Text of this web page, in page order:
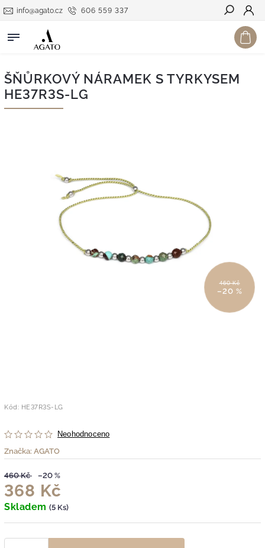
606 559 337
info@agato.cz
Hledat
ŠŇŮRKOVÝ NÁRAMEK S TYRKYSEM
HE37R3S-LG
460 Kč
–20 %
Kód: HE37R3S-LG
Neohodnoceno
Značka: AGATO
460 Kč –20 %
368 Kč
Skladem (5 Ks)